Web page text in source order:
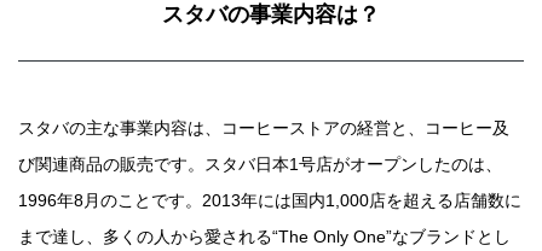
スタバの事業内容は？
スタバの主な事業内容は、コーヒーストアの経営と、コーヒー及
び関連商品の販売です。スタバ日本1号店がオープンしたのは、
1996年8月のことです。2013年には国内1,000店を超える店舗数に
まで達し、多くの人から愛される“The Only One”なブランドとし